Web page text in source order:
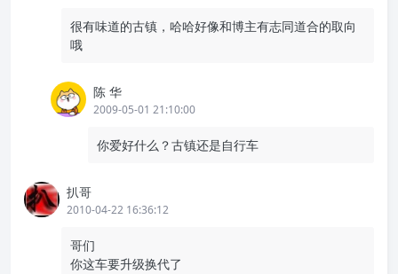
很有味道的古镇，哈哈好像和博主有志同道合的取向
哦
陈 华
2009-05-01 21:10:00
你爱好什么？古镇还是自行车
扒哥
2010-04-22 16:36:12
哥们
你这车要升级换代了